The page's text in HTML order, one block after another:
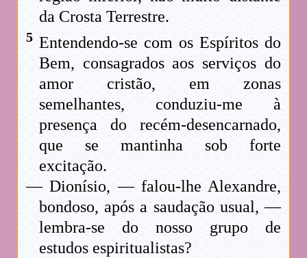
da Crosta Terrestre.
5 Entendendo-se com os Espíritos do
Bem, consagrados aos serviços do
amor cristão, em zonas
semelhantes, conduziu-me à
presença do recém-desencarnado,
que se mantinha sob forte
excitação.
— Dionísio, — falou-lhe Alexandre,
bondoso, após a saudação usual, —
lembra-se do nosso grupo de
estudos espiritualistas?